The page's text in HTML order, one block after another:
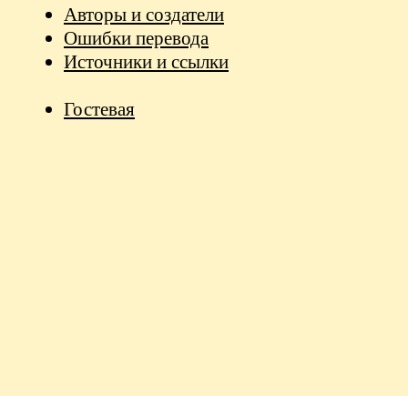
Авторы и создатели
Ошибки перевода
Источники и ссылки
Гостевая